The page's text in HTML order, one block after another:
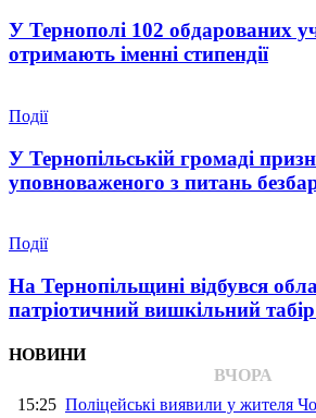
У Тернополі 102 обдарованих
отримають іменні стипендії
Події
У Тернопільській громаді
уповноваженого з питань
Події
На Тернопільщині відбувся
патріотичний вишкільний
НОВИНИ
ВЧОРА
15:25 Поліцейські виявили у жителя